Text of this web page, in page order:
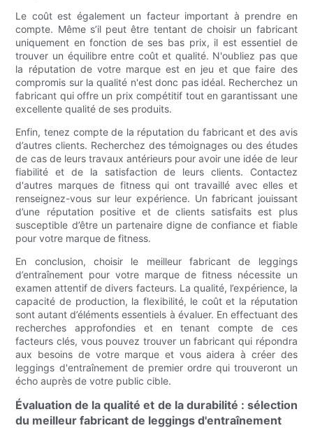
Le coût est également un facteur important à prendre en
compte. Même s’il peut être tentant de choisir un fabricant
uniquement en fonction de ses bas prix, il est essentiel de
trouver un équilibre entre coût et qualité. N'oubliez pas que
la réputation de votre marque est en jeu et que faire des
compromis sur la qualité n'est donc pas idéal. Recherchez un
fabricant qui offre un prix compétitif tout en garantissant une
excellente qualité de ses produits.
Enfin, tenez compte de la réputation du fabricant et des avis
d’autres clients. Recherchez des témoignages ou des études
de cas de leurs travaux antérieurs pour avoir une idée de leur
fiabilité et de la satisfaction de leurs clients. Contactez
d'autres marques de fitness qui ont travaillé avec elles et
renseignez-vous sur leur expérience. Un fabricant jouissant
d’une réputation positive et de clients satisfaits est plus
susceptible d’être un partenaire digne de confiance et fiable
pour votre marque de fitness.
En conclusion, choisir le meilleur fabricant de leggings
d’entraînement pour votre marque de fitness nécessite un
examen attentif de divers facteurs. La qualité, l’expérience, la
capacité de production, la flexibilité, le coût et la réputation
sont autant d’éléments essentiels à évaluer. En effectuant des
recherches approfondies et en tenant compte de ces
facteurs clés, vous pouvez trouver un fabricant qui répondra
aux besoins de votre marque et vous aidera à créer des
leggings d'entraînement de premier ordre qui trouveront un
écho auprès de votre public cible.
Évaluation de la qualité et de la durabilité : sélection
du meilleur fabricant de leggings d'entraînement